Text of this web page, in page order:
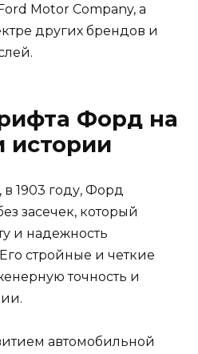
Motor Company, а
других брендов и
Форд на
истории
в 1903 году, Форд
засечек, который
и надежность
стройные и четкие
точность и
автомобильной